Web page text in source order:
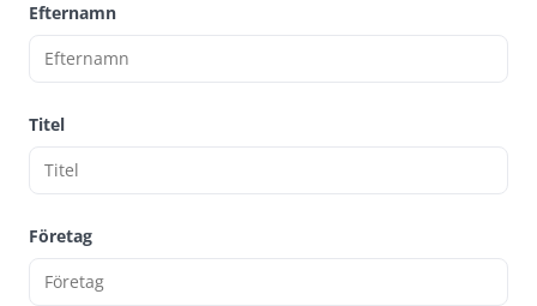
Efternamn
Titel
Företag